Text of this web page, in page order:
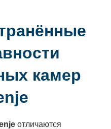
камер
отличаются